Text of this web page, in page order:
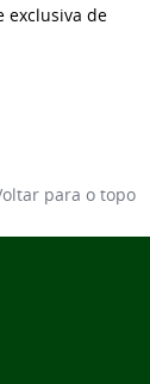
exclusiva de
para o topo